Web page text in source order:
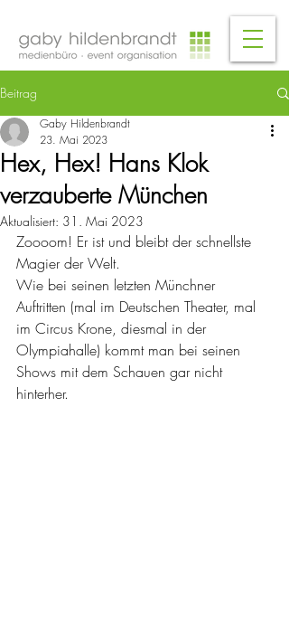
Beitrag
Hex, Hex! Hans Klok
verzauberte München
Gaby Hildenbrandt
23. Mai 2023
Aktualisiert: 31. Mai 2023
Zoooom! Er ist und bleibt der schnellste
Magier der Welt.
Wie bei seinen letzten Münchner
Auftritten (mal im Deutschen Theater, mal
im Circus Krone, diesmal in der
Olympiahalle) kommt man bei seinen
Shows mit dem Schauen gar nicht
hinterher.